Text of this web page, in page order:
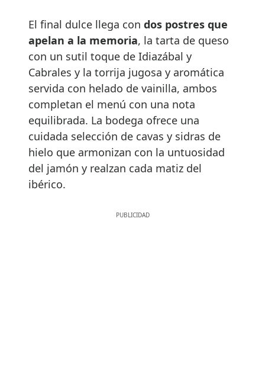
El final dulce llega con dos postres que
apelan a la memoria, la tarta de queso
con un sutil toque de Idiazábal y
Cabrales y la torrija jugosa y aromática
servida con helado de vainilla, ambos
completan el menú con una nota
equilibrada. La bodega ofrece una
cuidada selección de cavas y sidras de
hielo que armonizan con la untuosidad
del jamón y realzan cada matiz del
ibérico.